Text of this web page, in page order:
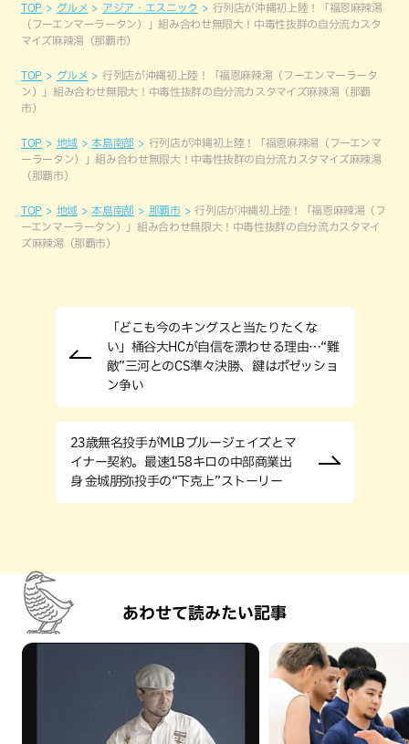
TOP グルメ アジア・エスニック
行列店が沖縄初上陸！「福恩麻辣湯
（フーエンマーラータン）」組み合わせ無限大！中毒性抜群の自分流カスタ
マイズ麻辣湯（那覇市）
TOP グルメ
行列店が沖縄初上陸！「福恩麻辣湯（フーエンマーラータ
ン）」組み合わせ無限大！中毒性抜群の自分流カスタマイズ麻辣湯（那覇
市）
TOP 地域 本島南部
行列店が沖縄初上陸！「福恩麻辣湯（フーエンマ
ーラータン）」組み合わせ無限大！中毒性抜群の自分流カスタマイズ麻辣湯
（那覇市）
TOP 地域 本島南部 那覇市
行列店が沖縄初上陸！「福恩麻辣湯（フ
ーエンマーラータン）」組み合わせ無限大！中毒性抜群の自分流カスタマイ
ズ麻辣湯（那覇市）
「どこも今のキングスと当たりたくな
い」桶谷大HCが自信を漂わせる理由…“難
敵”三河とのCS準々決勝、鍵はポゼッショ
ン争い
23歳無名投手がMLBブルージェイズとマ
イナー契約。最速158キロの中部商業出
身 金城朋弥投手の“下克上”ストーリー
あわせて読みたい記事